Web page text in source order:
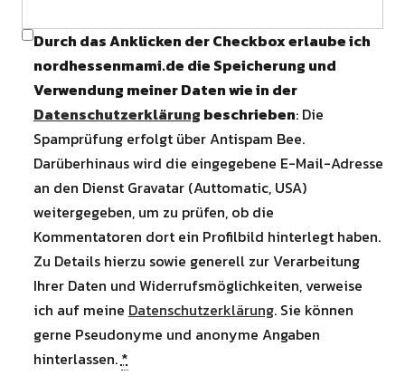
Durch das Anklicken der Checkbox erlaube ich
nordhessenmami.de die Speicherung und
Verwendung meiner Daten wie in der
Datenschutzerklärung beschrieben: Die
Spamprüfung erfolgt über Antispam Bee.
Darüberhinaus wird die eingegebene E-Mail-Adresse
an den Dienst Gravatar (Auttomatic, USA)
weitergegeben, um zu prüfen, ob die
Kommentatoren dort ein Profilbild hinterlegt haben.
Zu Details hierzu sowie generell zur Verarbeitung
Ihrer Daten und Widerrufsmöglichkeiten, verweise
ich auf meine Datenschutzerklärung. Sie können
gerne Pseudonyme und anonyme Angaben
hinterlassen. *